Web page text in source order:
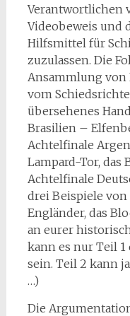
Verantwortlichen
Videobeweis und
Hilfsmittel für
zuzulassen. Die
Ansammlung von
vom
übersehenes
Brasilien –
Achtelfinale
Lampard-Tor,
Achtelfinale
drei Beispiele von
Engländer, das
an eurer
kann es nur Teil 1
sein. Teil 2 kann
…)
Die